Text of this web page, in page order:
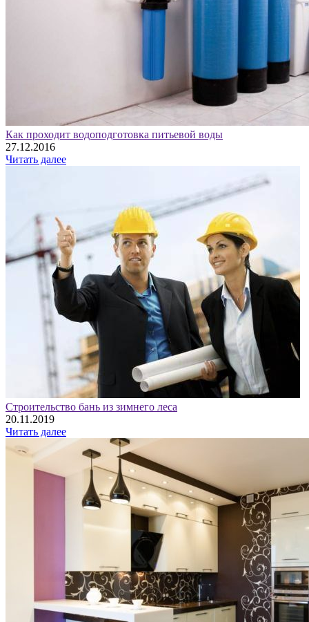
Как проходит водоподготовка питьевой воды
27.12.2016
Читать далее
Строительство бань из зимнего леса
20.11.2019
Читать далее